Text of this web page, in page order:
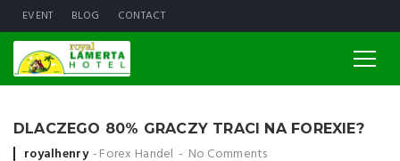
EVENT BLOG CONTACT
DLACZEGO 80% GRACZY TRACI NA FOREXIE?
Posted by
royalhenry Forex Handel No Comments